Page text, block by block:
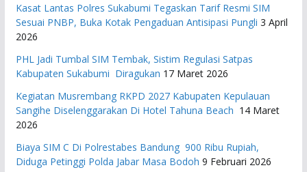
Kasat Lantas Polres Sukabumi Tegaskan Tarif Resmi SIM
Sesuai PNBP, Buka Kotak Pengaduan Antisipasi Pungli 3 April
2026
PHL Jadi Tumbal SIM Tembak, Sistim Regulasi Satpas
Kabupaten Sukabumi Diragukan 17 Maret 2026
Kegiatan Musrembang RKPD 2027 ​Kabupaten Kepulauan
Sangihe Diselenggarakan Di Hotel Tahuna Beach 14 Maret
2026
Biaya SIM C Di Polrestabes Bandung 900 Ribu Rupiah,
Diduga Petinggi Polda Jabar Masa Bodoh 9 Februari 2026